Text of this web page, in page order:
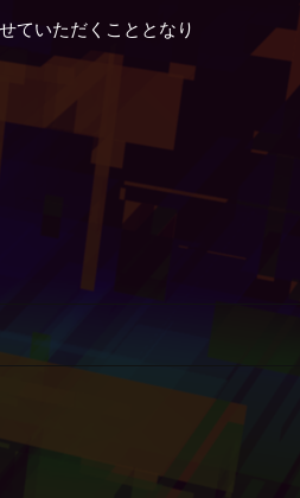
ていただくこととなり